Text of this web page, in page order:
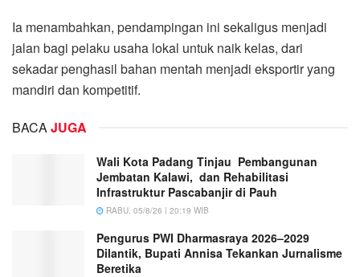
Ia menambahkan, pendampingan ini sekaligus menjadi
jalan bagi pelaku usaha lokal untuk naik kelas, dari
sekadar penghasil bahan mentah menjadi eksportir yang
mandiri dan kompetitif.
BACA JUGA
Wali Kota Padang Tinjau Pembangunan
Jembatan Kalawi, dan Rehabilitasi
Infrastruktur Pascabanjir di Pauh
RABU, 05/8/26 | 20:19 WIB
Pengurus PWI Dharmasraya 2026–2029
Dilantik, Bupati Annisa Tekankan Jurnalisme
Beretika